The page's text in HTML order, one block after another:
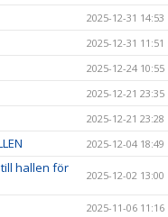
2025-12-31 14:53
2025-12-31 11:51
2025-12-24 10:55
2025-12-21 23:35
2025-12-21 23:28
2025-12-04 18:49
hallen för
2025-12-02 13:00
2025-11-06 11:16